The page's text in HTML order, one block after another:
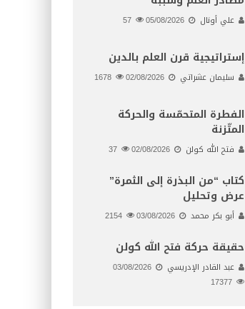
علي أونال 05/08/2026
إستراتيجية قرن العلم بالدين
سليمان عشراتي 02/08/2026
الفطرة المتحمّسة والحركة
المتّزنة
فتح الله كولن 02/08/2026
كتاب “من البذرة إلى الثمرة”
عرض وتحليل
أبو بكر محمد 03/08/2026
حقيقة حركة فتح الله كولن
عبد القادر الإدريسي
03/08/2026